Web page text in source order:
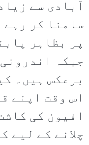
آبادی سے
سامنا کر
پر بظاہر
جبکہ
برعکس ہیں۔
اس وقت اپنے
افیون کی
چلانے کے لیے